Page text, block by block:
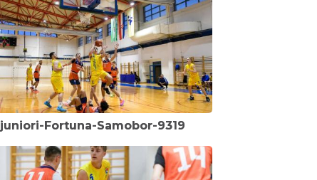
juniori-Fortuna-Samobor-9319